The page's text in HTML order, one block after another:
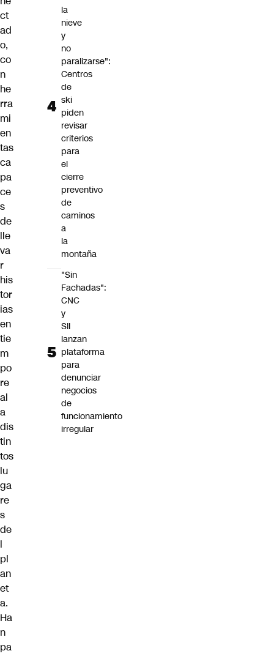
ct
ad
o,
co
n
he
rra
mi
en
tas
ca
pa
ce
s
de
lle
va
r
his
tor
ias
en
tie
m
po
re
al
a
dis
tin
tos
lu
ga
re
s
de
l
pl
an
et
a.
Ha
n
pa
la
nieve
y
no
paralizarse":
Centros
de
ski
piden
revisar
criterios
para
el
cierre
preventivo
de
caminos
a
la
montaña
"Sin
Fachadas":
CNC
y
SII
lanzan
plataforma
para
denunciar
negocios
de
funcionamiento
irregular